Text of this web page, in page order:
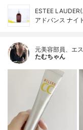
ESTEE
アドバンス ナイ
元美容部員、エ
たむちゃん